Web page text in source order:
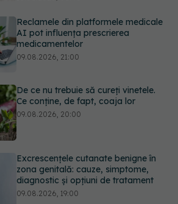
De ce nu trebuie să cureți vinetele.
Ce conține, de fapt, coaja lor
09.08.2026, 20:00
Excrescențele cutanate benigne în
zona genitală: cauze, simptome,
Sânii densi sau antecedente
familiale de cancer mamar? De ce
riscul ar putea conta mai mult decât